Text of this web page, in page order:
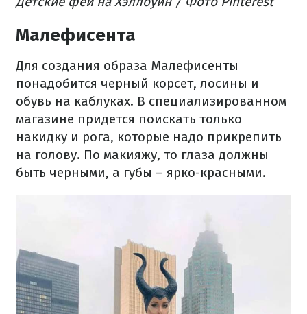
Малефисента
Для создания образа Малефисенты
понадобится черный корсет, лосины и
обувь на каблуках. В специализированном
магазине придется поискать только
накидку и рога, которые надо прикрепить
на голову. По макияжу, то глаза должны
быть черными, а губы – ярко-красными.